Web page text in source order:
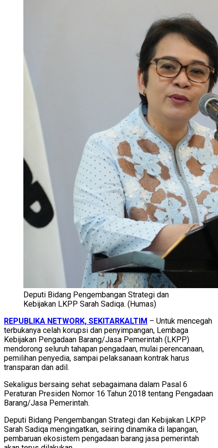
Deputi Bidang Pengembangan Strategi dan
Kebijakan LKPP Sarah Sadiqa. (Humas)
REPUBLIKA NETWORK, SEKITARKALTIM – Untuk mencegah
terbukanya celah korupsi dan penyimpangan, Lembaga
Kebijakan Pengadaan Barang/Jasa Pemerintah (LKPP)
mendorong seluruh tahapan pengadaan, mulai perencanaan,
pemilihan penyedia, sampai pelaksanaan kontrak harus
transparan dan adil.
Sekaligus bersaing sehat sebagaimana dalam Pasal 6
Peraturan Presiden Nomor 16 Tahun 2018 tentang Pengadaan
Barang/Jasa Pemerintah.
Deputi Bidang Pengembangan Strategi dan Kebijakan LKPP
Sarah Sadiqa mengingatkan, seiring dinamika di lapangan,
pembaruan ekosistem pengadaan barang jasa pemerintah